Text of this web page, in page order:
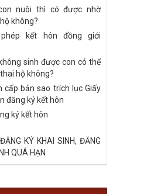
nuôi thì có được nhờ
không?
kết hôn đồng giới
sinh được con có thể
hộ không?
cấp bản sao trích lục Giấy
đăng ký kết hôn
ký kết hôn
KÝ KHAI SINH, ĐĂNG
QUÁ HẠN